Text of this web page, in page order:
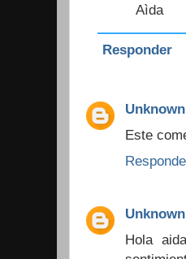
Aìda
Responder
Unknown
Este
Unknown
Hola